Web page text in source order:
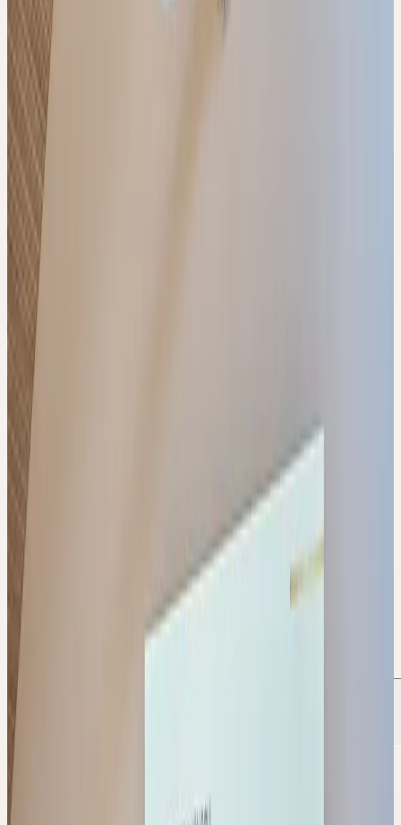
Der Lehrgang eignet sich für Einsteigerinnen und Einsteiger
Zum Fortbildungsprogramm PDF
ABLAUF
interaktiven Online-Workshop.
Im Praxismodul steht die Anwendung des Wissens in der Beratung
im Mittelpunkt, ergänzt durch einen Online-Workshop mit
Austausch zu echten Praxisfällen. Die Vertiefungsmodule widmen
sich den zentralen Anwendungsgebieten Ausleitung, Entgiftung
und Verdauung sowie Immunsystem, Nerven und Schlaf.
Nach Abschluss aller fünf Veranstaltungen absolvieren die
Teilnehmenden eine Online-Qualifizierungsprüfung. Bei Bestehen
erhalten sie das Zertifikat "Ceres Fachexperte / Ceres